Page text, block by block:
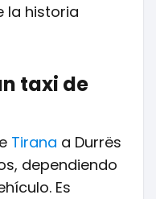
la historia
taxi de
Tirana a Durrës
dependiendo
Es